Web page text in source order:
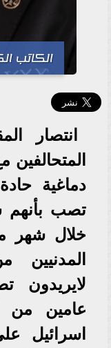
الكاتب
انتصار
دماغية
تصب بأنهم
خلال شهر
لايريدون
عامين من
اسرائيل